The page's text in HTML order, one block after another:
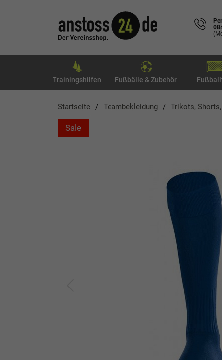
Trainingshilfen Fußbälle & Zubehör
Startseite Teambekleidung Trikots,
Sale